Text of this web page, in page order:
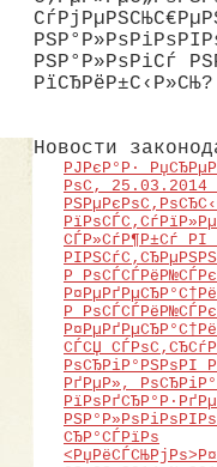
РЅР°Р»РѕРіСѓ
РїСЂРёР±С‹Р»СЊ?
Новости
РЈРєР°Р·
РѕС‚ 25.03.2014
СЃР»СѓР¶Р±Сѓ РІ
Р
Р
СЃСЏ
РѕСЂРіР°РЅРѕРІ
РґРµР»,
СЂР°СЃРїРѕ